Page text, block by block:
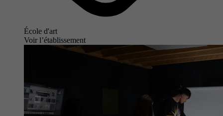
École d'art
Voir l’établissement